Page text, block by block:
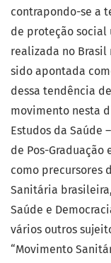
contrapondo-se a
de proteção social
realizada no
sido apontada
dessa tendência
movimento nesta
Estudos da Saúde
de Pos-Graduação
como precursores
Sanitária
Saúde e
vários outros
“Movimento